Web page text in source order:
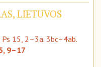
LIETUVOS
Ps 15, 2–3a. 3bc–4ab.
9–17